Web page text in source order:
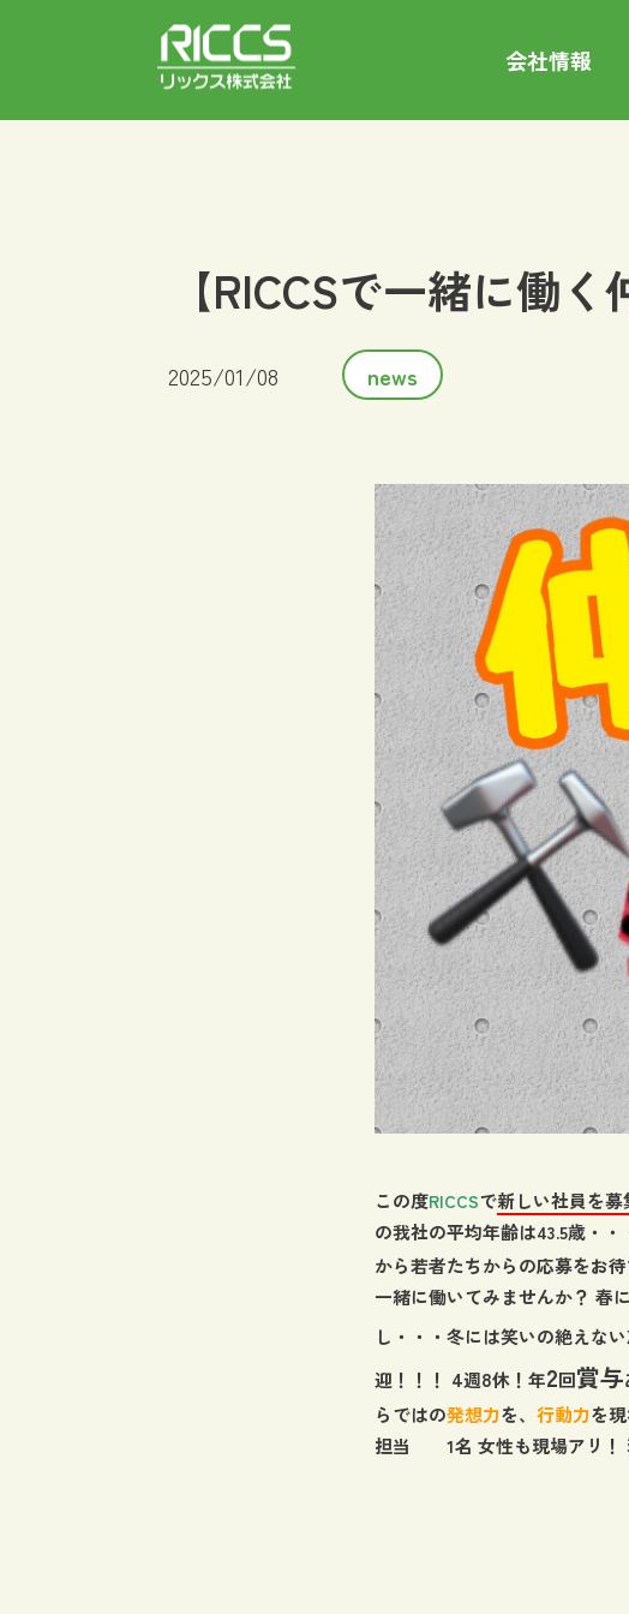
会社情報
【RICCSで一緒に働
2025/01/08 news
この度RICCSで新しい社員を募
の我社の平均年齢は43.5歳・
から若者たちからの応募をお
一緒に働いてみませんか？ 春
し・・・冬には笑いの絶えな
迎！！！ 4週8休！年2回賞与
らではの発想力を、 行動力を
担当 1名 女性も現場アリ！